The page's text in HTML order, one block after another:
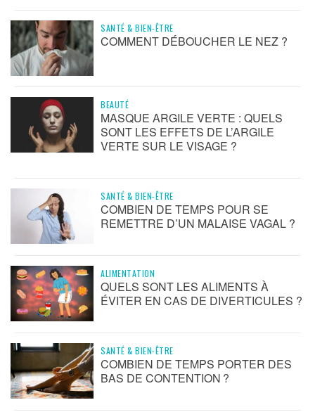
SANTÉ & BIEN-ÊTRE
COMMENT DÉBOUCHER LE NEZ ?
BEAUTÉ
MASQUE ARGILE VERTE : QUELS
SONT LES EFFETS DE L’ARGILE
VERTE SUR LE VISAGE ?
SANTÉ & BIEN-ÊTRE
COMBIEN DE TEMPS POUR SE
REMETTRE D’UN MALAISE VAGAL ?
ALIMENTATION
QUELS SONT LES ALIMENTS À
ÉVITER EN CAS DE DIVERTICULES ?
SANTÉ & BIEN-ÊTRE
COMBIEN DE TEMPS PORTER DES
BAS DE CONTENTION ?